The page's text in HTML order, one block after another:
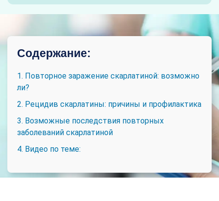
Содержание:
1. Повторное заражение скарлатиной: возможно
ли?
2. Рецидив скарлатины: причины и профилактика
3. Возможные последствия повторных
заболеваний скарлатиной
4. Видео по теме: